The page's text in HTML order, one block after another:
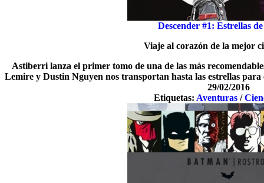
Descender #1: Estrellas
Viaje al corazón de la mejor
Astiberri lanza el primer tomo de una de las más
Lemire y Dustin Nguyen nos transportan hasta las estrellas
29/02/2016
Etiquetas: Aventuras /